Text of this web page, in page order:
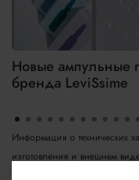
Новые ампульные
бренда LeviSsime
Информация о технических
изготовления и внешнем